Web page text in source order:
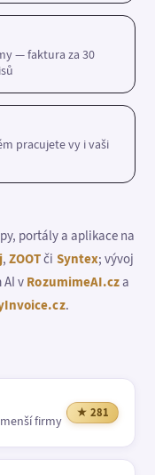
— faktura za 30
pracujete vy i vaši
portály a aplikace na
,ZOOTči Syntex; vývoj
v RozumimeAI.cza
.
firmy
★ 281